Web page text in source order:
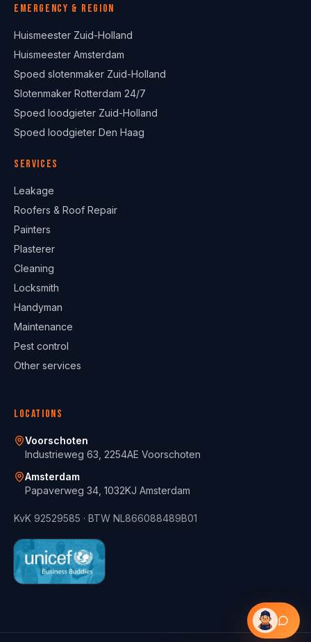
Emergency & region
Huismeester Zuid-Holland
Huismeester Amsterdam
Spoed slotenmaker Zuid-Holland
Slotenmaker Rotterdam 24/7
Spoed loodgieter Zuid-Holland
Spoed loodgieter Den Haag
Services
Leakage
Roofers & Roof Repair
Painters
Plasterer
Cleaning
Locksmith
Handyman
Maintenance
Pest control
Other services
Locations
Voorschoten
Industrieweg 63, 2254AE Voorschoten
Amsterdam
Papaverweg 34, 1032KJ Amsterdam
KvK 92529585 · BTW NL866088489B01